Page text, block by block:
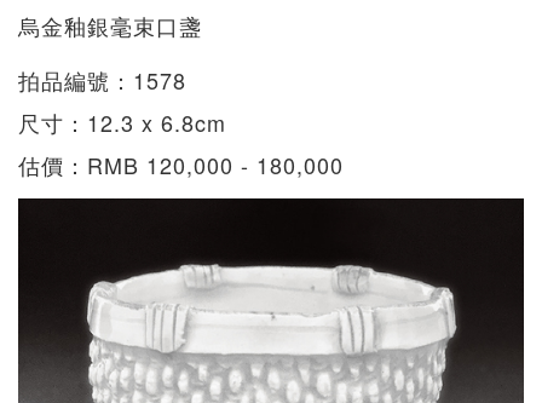
烏金釉銀毫束口盞
拍品編號：1578
尺寸：12.3 x 6.8cm
估價：RMB 120,000 - 180,000